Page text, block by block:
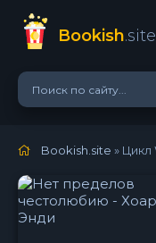
Bookish.site
Bookish.site » Цикл